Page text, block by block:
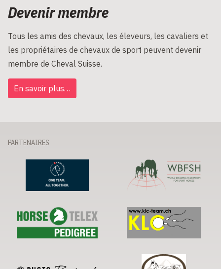
Devenir membre
Tous les amis des chevaux, les éleveurs, les cavaliers et
les propriétaires de chevaux de sport peuvent devenir
membre de Cheval Suisse.
En savoir plus…
PARTENAIRES